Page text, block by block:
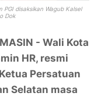
disaksikan Wagub Kalsel
Dok
- Wali Kota
HR, resmi
Persatuan
Selatan masa